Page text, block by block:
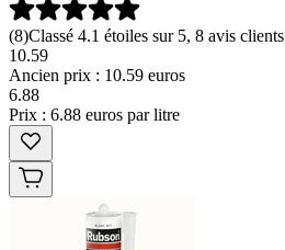
(8)Classé 4.1 étoiles sur 5, 8 avis clients
10.59
Ancien prix : 10.59 euros
6.88
Prix : 6.88 euros par litre